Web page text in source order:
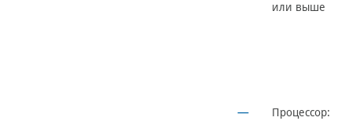
или выше
Процессор: